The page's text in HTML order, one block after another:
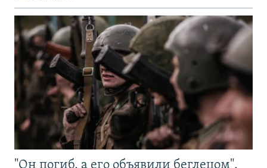
"Он погиб, а его объявили беглецом".